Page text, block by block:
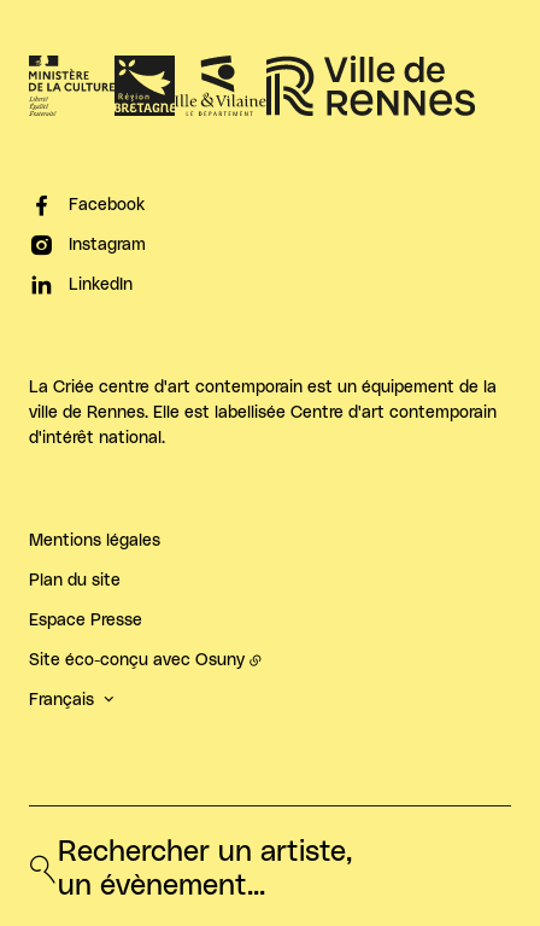
Facebook
Instagram
LinkedIn
La Criée centre d'art contemporain est un équipement de la
ville de Rennes. Elle est labellisée Centre d'art contemporain
d'intérêt national.
Mentions légales
Plan du site
Espace Presse
Site éco-conçu avec Osuny
Français
Rechercher un artiste,
un évènement...